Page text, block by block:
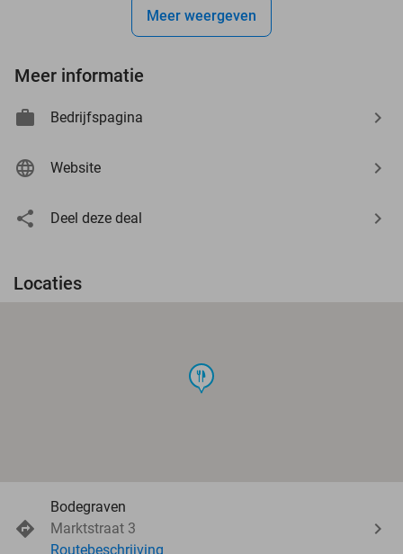
Meer weergeven
Meer informatie
Bedrijfspagina
Website
Deel deze deal
Locaties
food
Bodegraven
Marktstraat 3
Routebeschrijving